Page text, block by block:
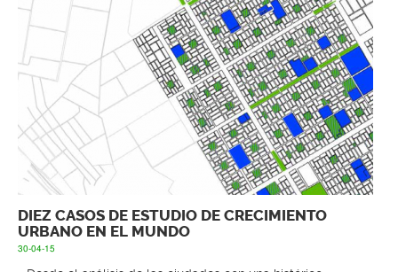
DIEZ CASOS DE ESTUDIO DE CRECIMIENTO
URBANO EN EL MUNDO
30-04-15